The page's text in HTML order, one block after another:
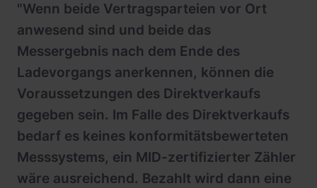
"Wenn beide Vertragsparteien vor Ort
anwesend sind und beide das
Messergebnis nach dem Ende des
Ladevorgangs anerkennen, können die
Voraussetzungen des Direktverkaufs
gegeben sein. Im Falle des Direktverkaufs
bedarf es keines konformitätsbewerteten
Messsystems, ein MID-zertifizierter Zähler
wäre ausreichend. Bezahlt wird dann eine